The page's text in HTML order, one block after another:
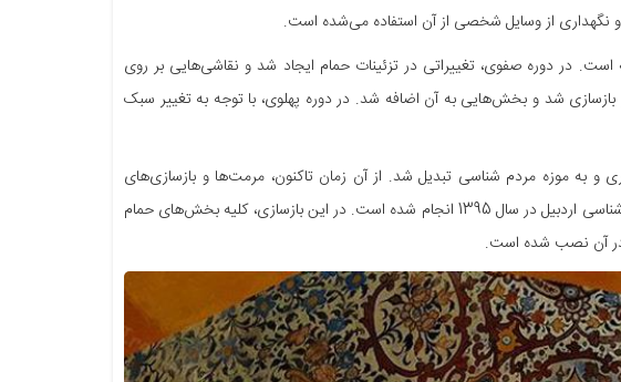
از وسایل شخصی از آن استفاده می‌شده است.
است. در دوره صفوی، تغییراتی در تزئینات حمام ایجاد شد و نقاشی‌هایی بر روی
شد و بخش‌هایی به آن اضافه شد. در دوره پهلوی، با توجه به تغییر سبک
خریداری و به موزه مردم شناسی تبدیل شد. از آن زمان تاکنون، مرمت‌ها و بازسازی‌های
متعددی در حمام انجام شده است. آخرین بازسازی و مرمت موزه مردم شناسی اردبیل در سال 1395 انجام شده است. در این بازسازی، کلیه بخش‌های حمام
در آن نصب شده است.